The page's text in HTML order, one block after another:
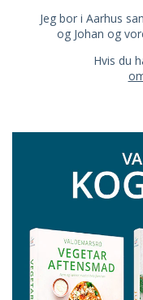
Jeg bor i Aarhus
og Johan og
Hvis du